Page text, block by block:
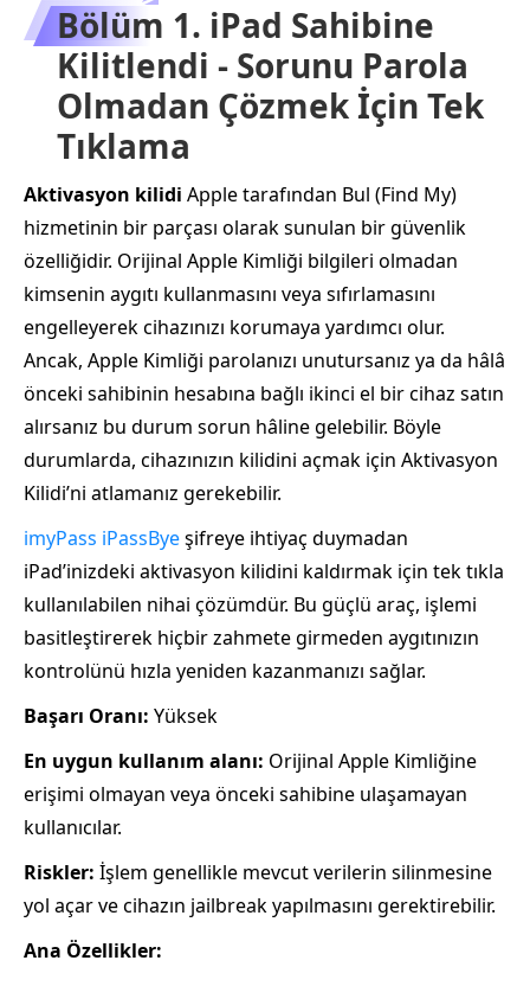
Bölüm 1. iPad Sahibine
Kilitlendi - Sorunu Parola
Olmadan Çözmek İçin Tek
Tıklama
Aktivasyon kilidi Apple tarafından Bul (Find My)
hizmetinin bir parçası olarak sunulan bir güvenlik
özelliğidir. Orijinal Apple Kimliği bilgileri olmadan
kimsenin aygıtı kullanmasını veya sıfırlamasını
engelleyerek cihazınızı korumaya yardımcı olur.
Ancak, Apple Kimliği parolanızı unutursanız ya da hâlâ
önceki sahibinin hesabına bağlı ikinci el bir cihaz satın
alırsanız bu durum sorun hâline gelebilir. Böyle
durumlarda, cihazınızın kilidini açmak için Aktivasyon
Kilidi’ni atlamanız gerekebilir.
imyPass iPassByeşifreye ihtiyaç duymadan
iPad’inizdeki aktivasyon kilidini kaldırmak için tek tıkla
kullanılabilen nihai çözümdür. Bu güçlü araç, işlemi
basitleştirerek hiçbir zahmete girmeden aygıtınızın
kontrolünü hızla yeniden kazanmanızı sağlar.
Başarı Oranı: Yüksek
En uygun kullanım alanı: Orijinal Apple Kimliğine
erişimi olmayan veya önceki sahibine ulaşamayan
kullanıcılar.
Riskler: İşlem genellikle mevcut verilerin silinmesine
yol açar ve cihazın jailbreak yapılmasını gerektirebilir.
Ana Özellikler: